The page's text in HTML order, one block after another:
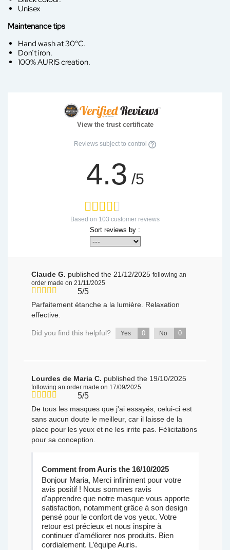
Unisex
Maintenance tips
Hand wash at 30°C.
Don’t iron.
100% AURIS creation.
View the trust certificate
Reviews subject to control
4.3 /5
Based on 103 customer reviews
Sort reviews by :
Claude G. published the 21/12/2025 following an
order made on 21/11/2025
5/5
Parfaitement étanche a la lumière. Relaxation
effective.
Did you find this helpful? Yes 0 No 0
Lourdes de Maria C. published the 19/10/2025
following an order made on 17/09/2025
5/5
De tous les masques que j'ai essayés, celui-ci est
sans aucun doute le meilleur, car il laisse de la
place pour les yeux et ne les irrite pas. Félicitations
pour sa conception.
Comment from Auris the 16/10/2025
Bonjour Maria, Merci infiniment pour votre
avis positif ! Nous sommes ravis
d'apprendre que notre masque vous apporte
satisfaction, notamment grâce à son design
pensé pour le confort de vos yeux. Votre
retour est précieux et nous inspire à
continuer d'améliorer nos produits. Bien
cordialement. L’équipe Auris.